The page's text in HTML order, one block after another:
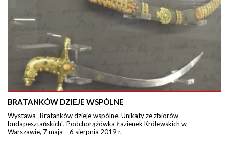
BRATANKÓW DZIEJE WSPÓLNE
Wystawa „Bratanków dzieje wspólne. Unikaty ze zbiorów
budapesztańskich", Podchorążówka Łazienek Królewskich w
Warszawie, 7 maja – 6 sierpnia 2019 r.